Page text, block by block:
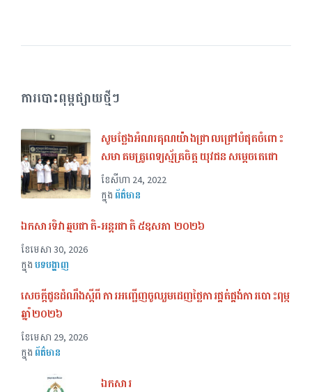
ការបោះពុម្ពផ្សាយថ្មីៗ
សូមថ្លែងអំណរគុណយ៉ាងជ្រាលជ្រៅបំផុតចំពោះ
សមាគមគ្រូពេទ្យស្ម័គ្រចិត្ត យុវជន សម្តេចតេជោ
ខែ​សីហា 24, 2022
ក្នុង ព័ត៌មាន
ឯកសារទិវាឆ្មបជាតិ-អន្តរជាតិ ៥ឧសភា ២០២៦
ខែ​មេសា 30, 2026
ក្នុង បទបង្ហាញ
សេចក្ដីជូនដំណឹងស្ដីពី ការអញ្ជើញចូលរួមដេញថ្លៃការផ្គត់ផ្គង់ការបោះពុម្ភ
ឆ្នាំ២០២៦
ខែ​មេសា 29, 2026
ក្នុង ព័ត៌មាន
ឯកសារ